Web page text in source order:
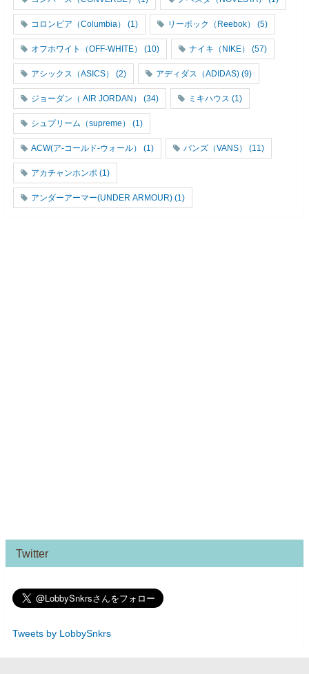
コロンビア（Columbia） (1) リーボック（Reebok） (5)
オフホワイト（OFF-WHITE） (10) ナイキ（NIKE） (57)
アシックス（ASICS） (2) アディダス（ADIDAS) (9)
ジョーダン（ AIR JORDAN） (34) ミキハウス (1)
シュプリーム（supreme） (1)
ACW(ア-コールド-ウォール） (1) バンズ（VANS） (11)
アカチャンホンポ (1)
アンダーアーマー(UNDER ARMOUR) (1)
Twitter
Tweets by LobbySnkrs